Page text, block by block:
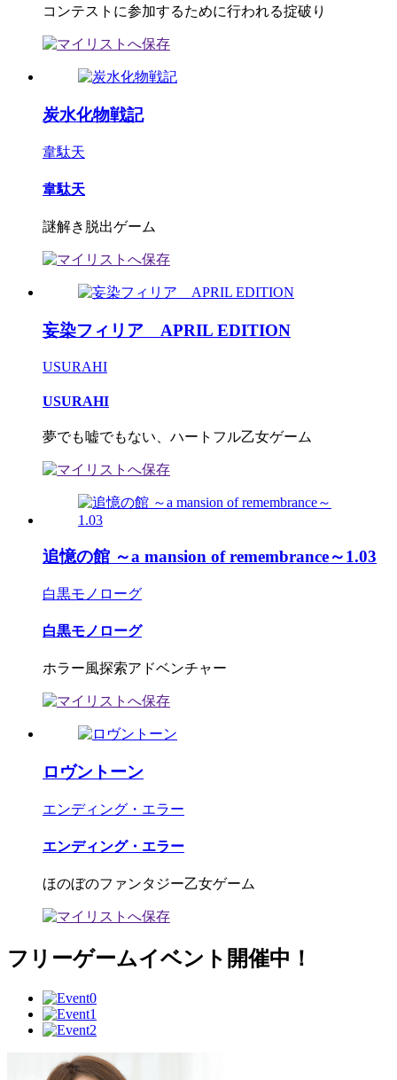
コンテストに参加するために行われる掟破り
炭水化物戦記
韋駄天
韋駄天
謎解き脱出ゲーム
妄染フィリア APRIL EDITION
USURAHI
USURAHI
夢でも嘘でもない、ハートフル乙女ゲーム
追憶の館 ～a mansion of remembrance～1.03
白黒モノローグ
白黒モノローグ
ホラー風探索アドベンチャー
ロヴントーン
エンディング・エラー
エンディング・エラー
ほのぼのファンタジー乙女ゲーム
フリーゲームイベント開催中！